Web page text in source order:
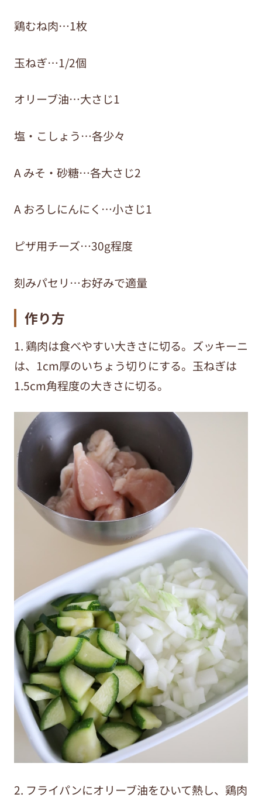
鶏むね肉…1枚
玉ねぎ…1/2個
オリーブ油…大さじ1
塩・こしょう…各少々
A みそ・砂糖…各大さじ2
A おろしにんにく…小さじ1
ピザ用チーズ…30g程度
刻みパセリ…お好みで適量
作り方
1. 鶏肉は食べやすい大きさに切る。ズッキーニ
は、 1cm厚のいちょう切りにする。玉ねぎは
1.5cm角程度の大きさに切る。
2. フライパンにオリーブ油をひいて熱し、鶏肉